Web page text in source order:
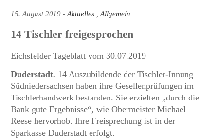
15. August 2019 Aktuelles Allgemein
14 Tischler freigesprochen
Eichsfelder Tageblatt vom 30.07.2019
Duderstadt. 14 Auszubildende der Tischler-Innung
Südniedersachsen haben ihre Gesellenprüfungen im
Tischlerhandwerk bestanden. Sie erzielten „durch die
Bank gute Ergebnisse“, wie Obermeister Michael
Reese hervorhob. Ihre Freisprechung ist in der
Sparkasse Duderstadt erfolgt.